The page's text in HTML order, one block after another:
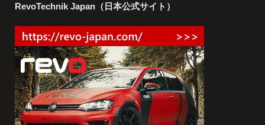
RevoTechnik Japan（日本公式サイト）